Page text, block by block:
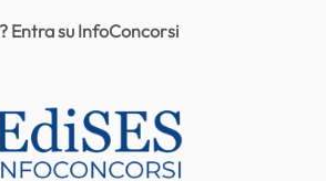
Entra su InfoConcorsi